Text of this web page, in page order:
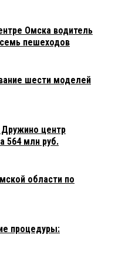
Омска водитель
пешеходов
шести моделей
центр
564 млн руб.
области по
процедуры: